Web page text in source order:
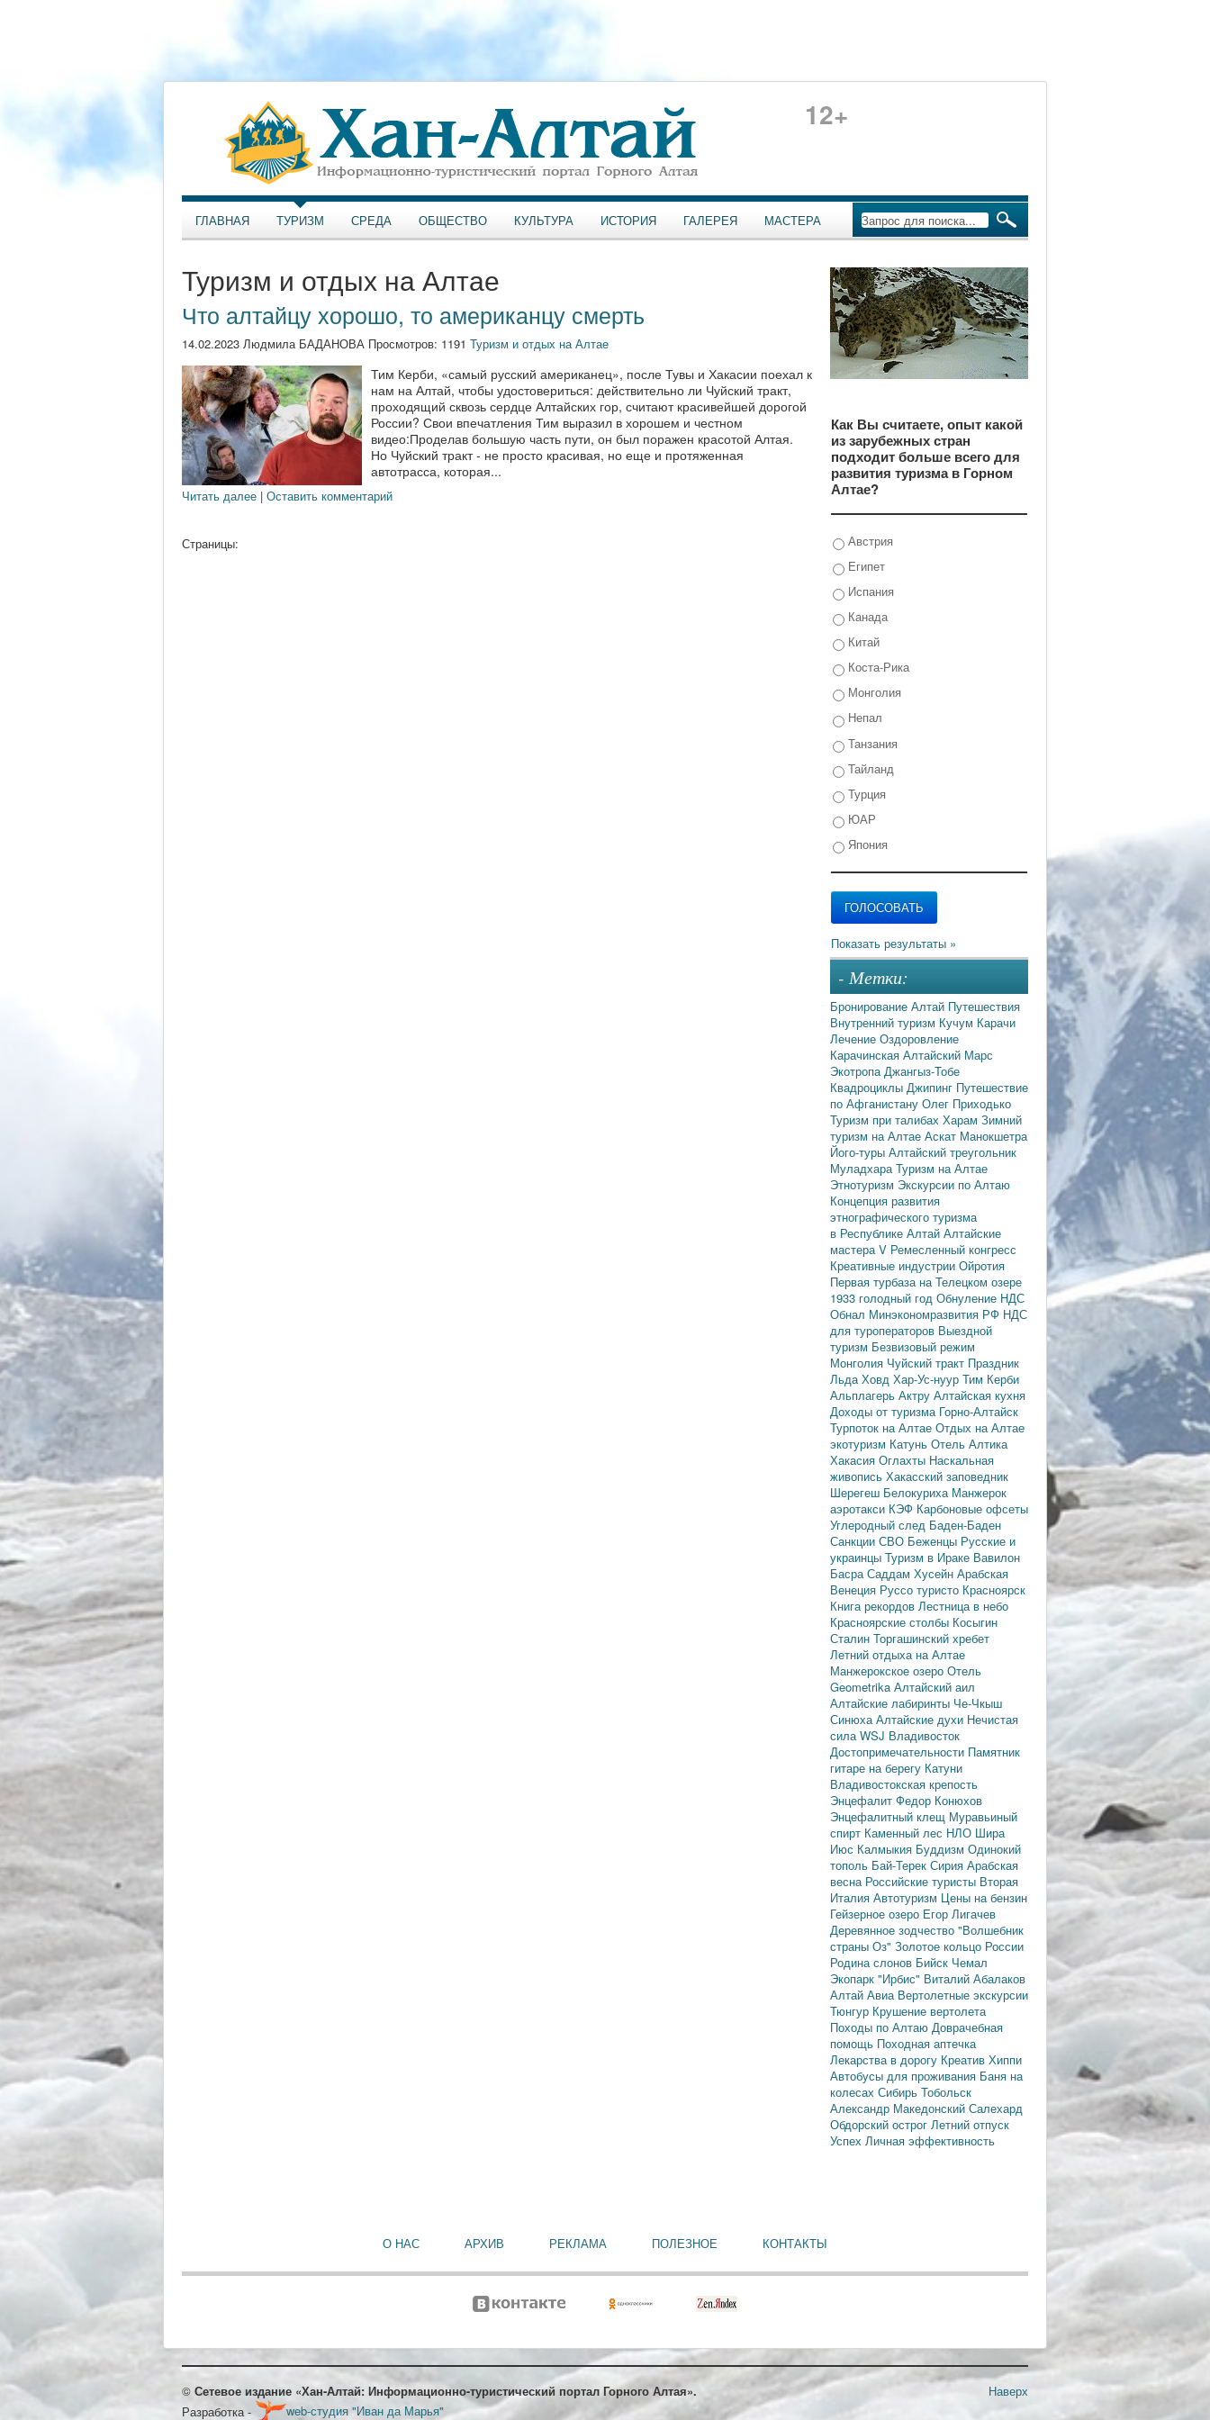
12+
ГЛАВНАЯ ТУРИЗМ СРЕДА ОБЩЕСТВО КУЛЬТУРА ИСТОРИЯ ГАЛЕРЕЯ МАСТЕРА
Туризм и отдых на Алтае
Что алтайцу хорошо, то американцу смерть
14.02.2023 Людмила БАДАНОВА Просмотров: 1191 Туризм и отдых на Алтае
Тим Керби, «самый русский американец», после Тувы и Хакасии поехал к
нам на Алтай, чтобы удостовериться: действительно ли Чуйский тракт,
проходящий сквозь сердце Алтайских гор, считают красивейшей дорогой
России? Свои впечатления Тим выразил в хорошем и честном
видео:Проделав большую часть пути, он был поражен красотой Алтая.
Но Чуйский тракт - не просто красивая, но еще и протяженная
автотрасса, которая...
Читать далее | Оставить комментарий
Страницы:
Как Вы считаете, опыт какой
из зарубежных стран
подходит больше всего для
развития туризма в Горном
Алтае?
Австрия
Египет
Испания
Канада
Китай
Коста-Рика
Монголия
Непал
Танзания
Тайланд
Турция
ЮАР
Япония
- Метки:
Бронирование Алтай Путешествия
Внутренний туризм Кучум Карачи
Лечение Оздоровление
Карачинская Алтайский Марс
ЭкотропаДжангыз-Тобе
Квадроциклы Джипинг Путешествие
по Афганистану Олег Приходько
Туризм при талибах Харам Зимний
туризм на Алтае Аскат Манокшетра
Його-туры Алтайский треугольник
МуладхараТуризм на Алтае
Этнотуризм Экскурсии по Алтаю
Концепция развития
этнографического туризма
в Республике Алтай Алтайские
мастераV Ремесленный конгресс
Креативные индустрии Ойротия
Первая турбаза на Телецком озере
1933 голодный год Обнуление НДС
Обнал Минэкономразвития РФ НДС
для туроператоров Выездной
туризм Безвизовый режим
Монголия Чуйский тракт Праздник
ЛьдаХовд Хар-Ус-нуур Тим Керби
Альплагерь Актру Алтайская кухня
Доходы от туризма Горно-Алтайск
Турпоток на Алтае Отдых на Алтае
экотуризм Катунь Отель Алтика
Хакасия Оглахты Наскальная
живопись Хакасский заповедник
Шерегеш Белокуриха Манжерок
аэротакси КЭФ Карбоновые офсеты
Углеродный след Баден-Баден
Санкции СВО Беженцы Русские и
украинцы Туризм в Ираке Вавилон
БасраСаддам Хусейн Арабская
Венеция Руссо туристо Красноярск
Книга рекордов Лестница в небо
Красноярские столбы Косыгин
Сталин Торгашинский хребет
Летний отдыха на Алтае
Манжерокское озеро Отель
Geometrika Алтайский аил
Алтайские лабиринты Че-Чкыш
СинюхаАлтайские духи Нечистая
силаWSJ Владивосток
Достопримечательности Памятник
гитаре на берегу Катуни
Владивостокская крепость
Энцефалит Федор Конюхов
Энцефалитный клещ Муравьиный
спирт Каменный лес НЛО Шира
Июс Калмыкия Буддизм Одинокий
тополь Бай-Терек Сирия Арабская
весна Российские туристы Вторая
Италия Автотуризм Цены на бензин
Гейзерное озеро Егор Лигачев
Деревянное зодчество "Волшебник
страны Оз" Золотое кольцо России
Родина слонов Бийск Чемал
Экопарк "Ирбис" Виталий Абалаков
Алтай Авиа Вертолетные экскурсии
Тюнгур Крушение вертолета
Походы по Алтаю Доврачебная
помощь Походная аптечка
Лекарства в дорогу Креатив Хиппи
Автобусы для проживания Баня на
колесах Сибирь Тобольск
Александр Македонский Салехард
Обдорский острог Летний отпуск
Успех Личная эффективность
О НАС АРХИВ РЕКЛАМА ПОЛЕЗНОЕ КОНТАКТЫ
Наверх
© Сетевое издание «Хан-Алтай: Информационно-туристический портал Горного Алтая».
Разработка -
web-студия "Иван да Марья"